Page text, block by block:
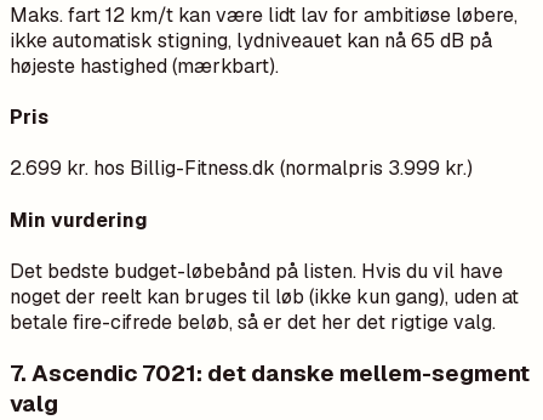
Maks. fart 12 km/t kan være lidt lav for ambitiøse løbere,
ikke automatisk stigning, lydniveauet kan nå 65 dB på
højeste hastighed (mærkbart).
Pris
2.699 kr. hos Billig-Fitness.dk (normalpris 3.999 kr.)
Min vurdering
Det bedste budget-løbebånd på listen. Hvis du vil have
noget der reelt kan bruges til løb (ikke kun gang), uden at
betale fire-cifrede beløb, så er det her det rigtige valg.
7. Ascendic 7021: det danske mellem-segment
valg